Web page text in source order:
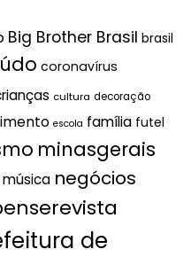
Big Brother Brasil brasil
coronavírus
cultura decoração
escola família futel
minasgerais
música negócios
de